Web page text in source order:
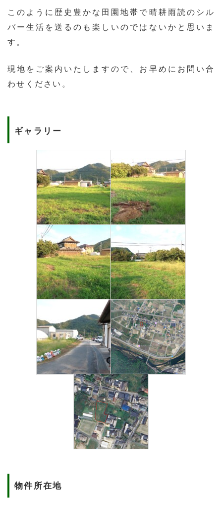
このように歴史豊かな田園地帯で晴耕雨読のシル
バー生活を送るのも楽しいのではないかと思いま
す。
現地をご案内いたしますので、お早めにお問い合
わせください。
ギャラリー
物件所在地